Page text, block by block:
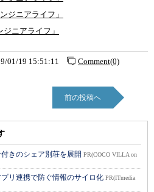
ジニアライフ」
ニアライフ」
01/19 15:51:11 Comment(0)
前の投稿へ
きのシェア別荘を展開 PR(COCO VILLA on
リ連携で防ぐ情報のサイロ化 PR(ITmedia